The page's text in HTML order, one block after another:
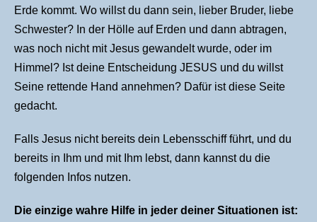
Erde kommt. Wo willst du dann sein, lieber Bruder, liebe
Schwester? In der Hölle auf Erden und dann abtragen,
was noch nicht mit Jesus gewandelt wurde, oder im
Himmel? Ist deine Entscheidung JESUS und du willst
Seine rettende Hand annehmen? Dafür ist diese Seite
gedacht.
Falls Jesus nicht bereits dein Lebensschiff führt, und du
bereits in Ihm und mit Ihm lebst, dann kannst du die
folgenden Infos nutzen.
Die einzige wahre Hilfe in jeder deiner Situationen ist: